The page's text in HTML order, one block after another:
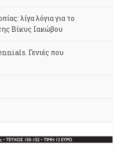
λίγα λόγια για το
Βίκυς Ιακώβου
Γενιές που